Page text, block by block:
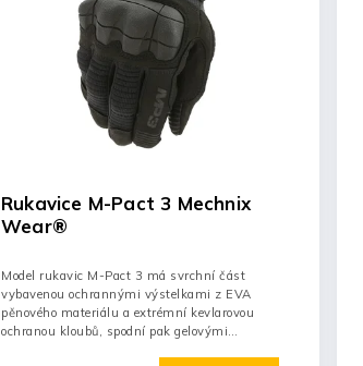
Rukavice M-Pact 3 Mechnix
Wear®
Model rukavic M-Pact 3 má svrchní část
vybavenou ochrannými výstelkami z EVA
pěnového materiálu a extrémní kevlarovou
ochranou kloubů, spodní pak gelovými